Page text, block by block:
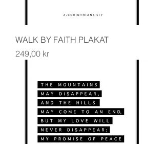
WALK BY FAITH PLAKAT
Pris
249,00 kr